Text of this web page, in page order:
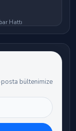
Hattı
bültenimize